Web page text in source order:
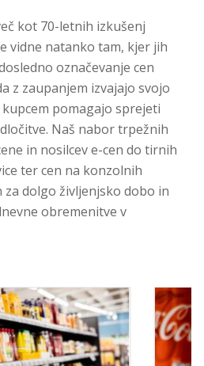
kot 70-letnih izkušenj
vidne natanko tam, kjer jih
označevanje cen
z zaupanjem izvajajo svojo
pomagajo sprejeti
Naš nabor trpežnih
in nosilcev e-cen do tirnih
ter cen na konzolnih
za dolgo življenjsko dobo in
obremenitve v